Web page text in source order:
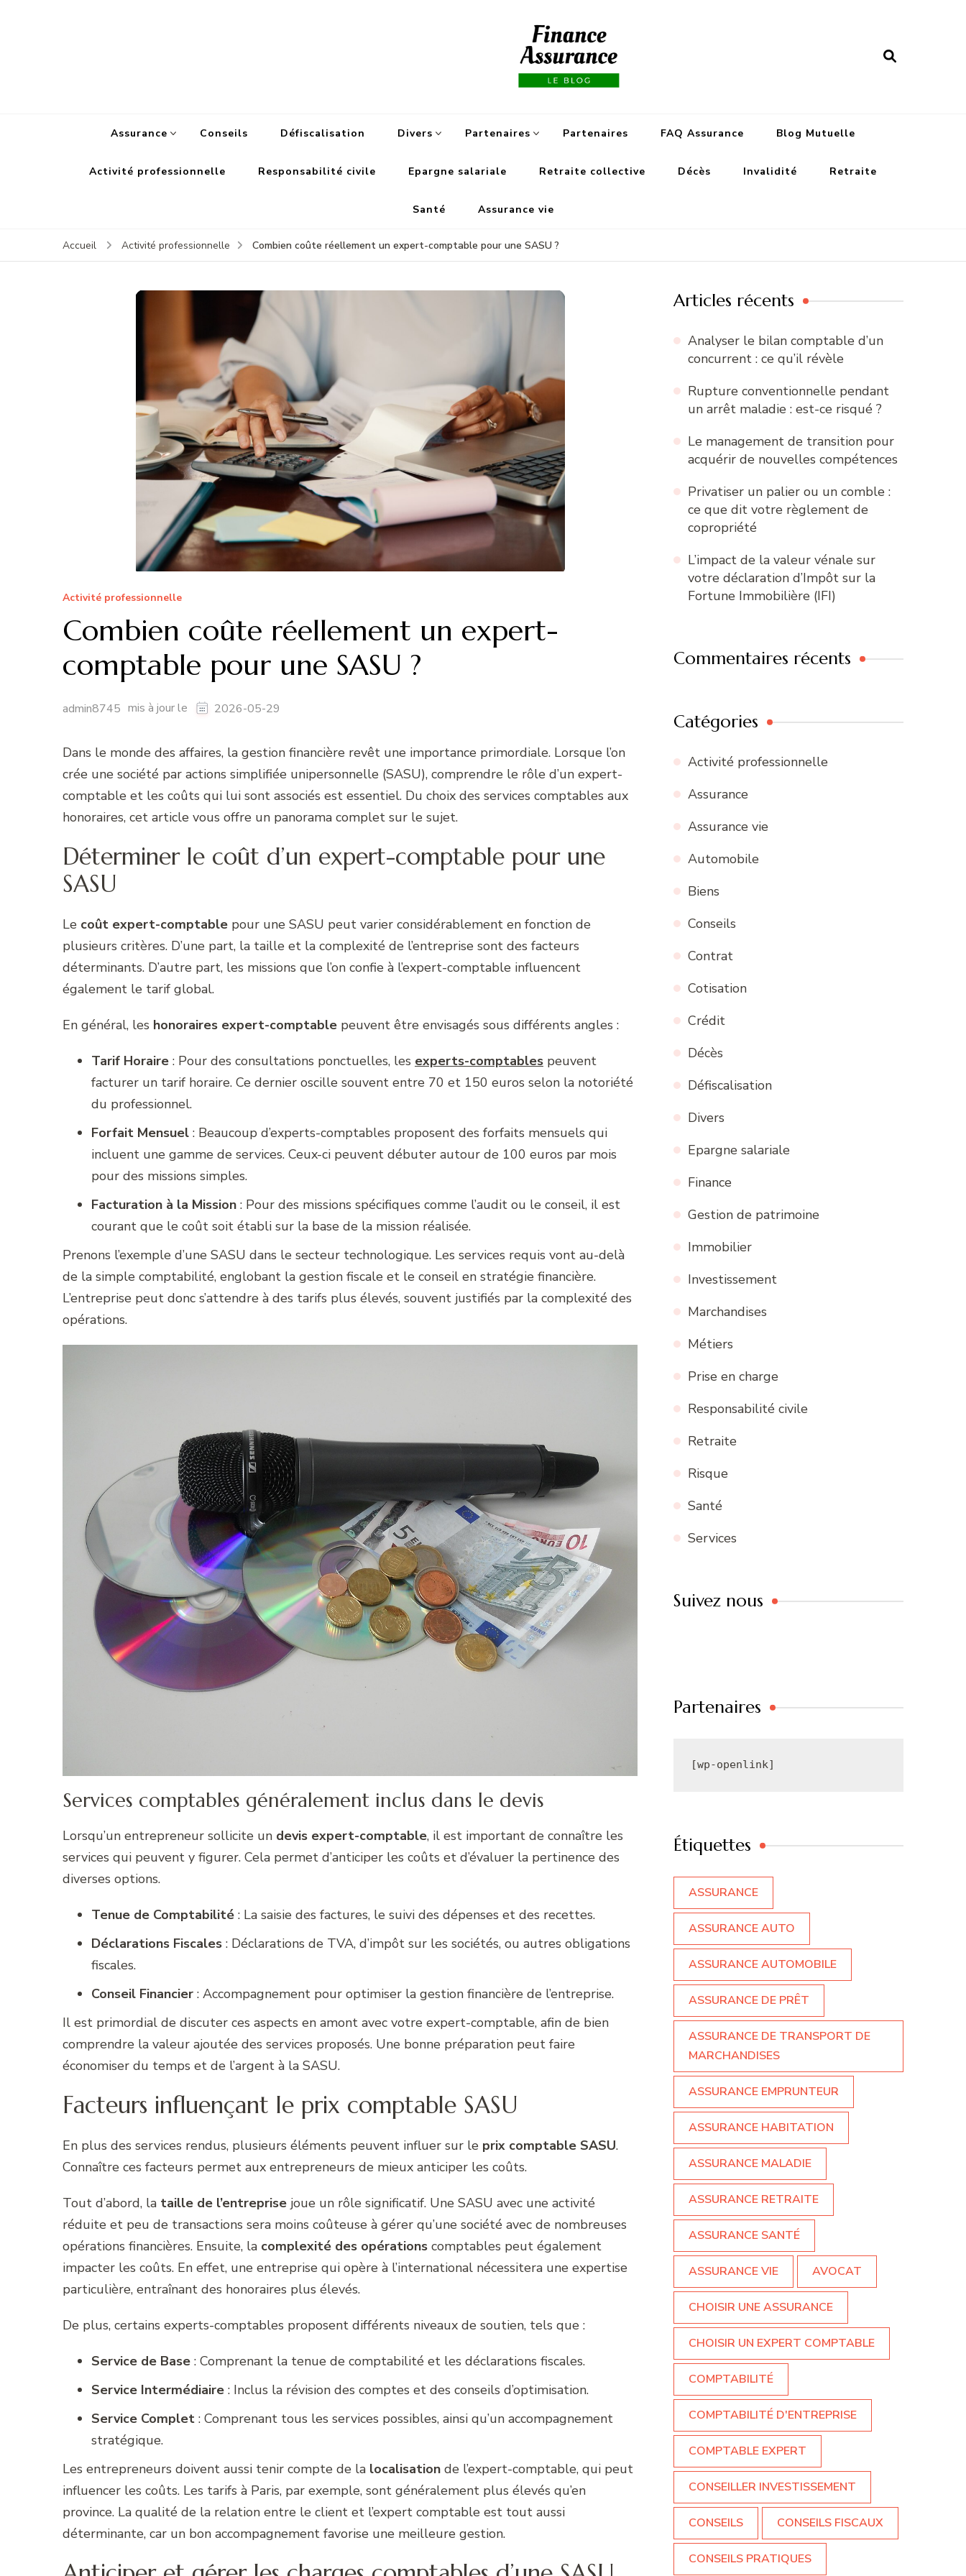
Assurance Conseils Défiscalisation Divers Partenaires Partenaires FAQ Assurance Blog Mutuelle
Activité professionnelle Responsabilité civile Epargne salariale Retraite collective Décès Invalidité Retraite
Santé Assurance vie
Accueil Activité professionnelle Combien coûte réellement un expert-comptable pour une SASU ?
Activité professionnelle
Combien coûte réellement un expert-
comptable pour une SASU ?
admin8745 mis à jour le 2026-05-29
Dans le monde des affaires, la gestion financière revêt une importance primordiale. Lorsque l’on
crée une société par actions simplifiée unipersonnelle (SASU), comprendre le rôle d’un expert-
comptable et les coûts qui lui sont associés est essentiel. Du choix des services comptables aux
honoraires, cet article vous offre un panorama complet sur le sujet.
Déterminer le coût d’un expert-comptable pour une
SASU
Le coût expert-comptable pour une SASU peut varier considérablement en fonction de
plusieurs critères. D’une part, la taille et la complexité de l’entreprise sont des facteurs
déterminants. D’autre part, les missions que l’on confie à l’expert-comptable influencent
également le tarif global.
En général, les honoraires expert-comptable peuvent être envisagés sous différents angles :
Tarif Horaire : Pour des consultations ponctuelles, les experts-comptables peuvent
facturer un tarif horaire. Ce dernier oscille souvent entre 70 et 150 euros selon la notoriété
du professionnel.
Forfait Mensuel : Beaucoup d’experts-comptables proposent des forfaits mensuels qui
incluent une gamme de services. Ceux-ci peuvent débuter autour de 100 euros par mois
pour des missions simples.
Facturation à la Mission : Pour des missions spécifiques comme l’audit ou le conseil, il est
courant que le coût soit établi sur la base de la mission réalisée.
Prenons l’exemple d’une SASU dans le secteur technologique. Les services requis vont au-delà
de la simple comptabilité, englobant la gestion fiscale et le conseil en stratégie financière.
L’entreprise peut donc s’attendre à des tarifs plus élevés, souvent justifiés par la complexité des
opérations.
Services comptables généralement inclus dans le devis
Lorsqu’un entrepreneur sollicite un devis expert-comptable, il est important de connaître les
services qui peuvent y figurer. Cela permet d’anticiper les coûts et d’évaluer la pertinence des
diverses options.
Tenue de Comptabilité : La saisie des factures, le suivi des dépenses et des recettes.
Déclarations Fiscales : Déclarations de TVA, d’impôt sur les sociétés, ou autres obligations
fiscales.
Conseil Financier : Accompagnement pour optimiser la gestion financière de l’entreprise.
Il est primordial de discuter ces aspects en amont avec votre expert-comptable, afin de bien
comprendre la valeur ajoutée des services proposés. Une bonne préparation peut faire
économiser du temps et de l’argent à la SASU.
Facteurs influençant le prix comptable SASU
En plus des services rendus, plusieurs éléments peuvent influer sur le prix comptable SASU.
Connaître ces facteurs permet aux entrepreneurs de mieux anticiper les coûts.
Tout d’abord, la taille de l’entreprise joue un rôle significatif. Une SASU avec une activité
réduite et peu de transactions sera moins coûteuse à gérer qu’une société avec de nombreuses
opérations financières. Ensuite, la complexité des opérations comptables peut également
impacter les coûts. En effet, une entreprise qui opère à l’international nécessitera une expertise
particulière, entraînant des honoraires plus élevés.
De plus, certains experts-comptables proposent différents niveaux de soutien, tels que :
Service de Base : Comprenant la tenue de comptabilité et les déclarations fiscales.
Service Intermédiaire : Inclus la révision des comptes et des conseils d’optimisation.
Service Complet : Comprenant tous les services possibles, ainsi qu’un accompagnement
stratégique.
Les entrepreneurs doivent aussi tenir compte de la localisation de l’expert-comptable, qui peut
influencer les coûts. Les tarifs à Paris, par exemple, sont généralement plus élevés qu’en
province. La qualité de la relation entre le client et l’expert comptable est tout aussi
déterminante, car un bon accompagnement favorise une meilleure gestion.
Articles récents
Analyser le bilan comptable d’un
concurrent : ce qu’il révèle
Rupture conventionnelle pendant
un arrêt maladie : est-ce risqué ?
Le management de transition pour
acquérir de nouvelles compétences
Privatiser un palier ou un comble :
ce que dit votre règlement de
copropriété
L’impact de la valeur vénale sur
votre déclaration d’Impôt sur la
Fortune Immobilière (IFI)
Commentaires récents
Catégories
Activité professionnelle
Assurance
Assurance vie
Automobile
Biens
Conseils
Contrat
Cotisation
Crédit
Décès
Défiscalisation
Divers
Epargne salariale
Finance
Gestion de patrimoine
Immobilier
Investissement
Marchandises
Métiers
Prise en charge
Responsabilité civile
Retraite
Risque
Santé
Services
Suivez nous
Partenaires
[wp-openlink]
Étiquettes
ASSURANCE
ASSURANCE AUTO
ASSURANCE AUTOMOBILE
ASSURANCE DE PRÊT
ASSURANCE DE TRANSPORT DE
MARCHANDISES
ASSURANCE EMPRUNTEUR
ASSURANCE HABITATION
ASSURANCE MALADIE
ASSURANCE RETRAITE
ASSURANCE SANTÉ
ASSURANCE VIE AVOCAT
CHOISIR UNE ASSURANCE
CHOISIR UN EXPERT COMPTABLE
COMPTABILITÉ
COMPTABILITÉ D'ENTREPRISE
COMPTABLE EXPERT
CONSEILLER INVESTISSEMENT
CONSEILS CONSEILS FISCAUX
CONSEILS PRATIQUES